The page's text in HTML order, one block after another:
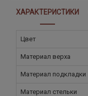
ХАРАКТЕРИСТИКИ
Цвет
Материал верха
Материал подкладки
Материал стельки